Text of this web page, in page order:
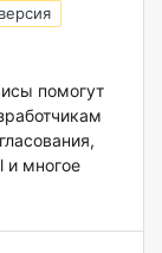
помогут
и многое